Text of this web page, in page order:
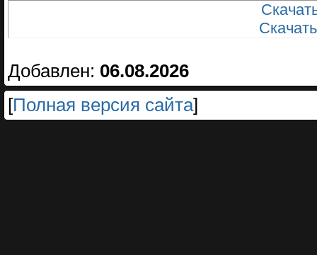
Добавлен: 06.08.2026
[Полная версия сайта]